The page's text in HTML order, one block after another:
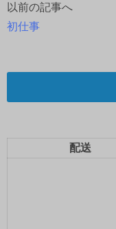
投
ナ
ビ
ー
以前の記事へ
初仕事
配送